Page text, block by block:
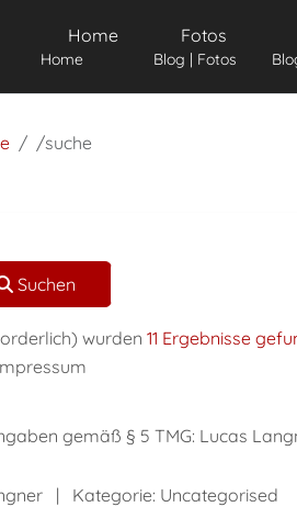
Home
Home
Fotos
Blog | Fotos
/suche
Suchen
wurden 11 Ergebnisse
gemäß § 5 TMG: Lucas
Kategorie: Uncategorised